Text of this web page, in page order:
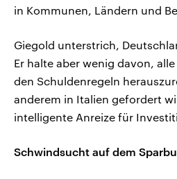
in Kommunen, Ländern und
Giegold unterstrich,
Er halte aber wenig davon,
den Schuldenregeln
anderem in Italien gefordert
intelligente Anreize für
Schwindsucht auf dem